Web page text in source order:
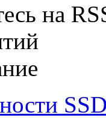
на